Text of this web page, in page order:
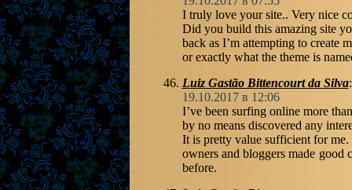
I truly love your site.. Very nice
Did you build this amazing site
back as I’m attempting to create
or exactly what the theme is
Luiz Gastão Bittencourt da Silva:
19.10.2017 в 12:06
I’ve been surfing online more
by no means discovered any
It is pretty value sufficient for
owners and bloggers made good
before.